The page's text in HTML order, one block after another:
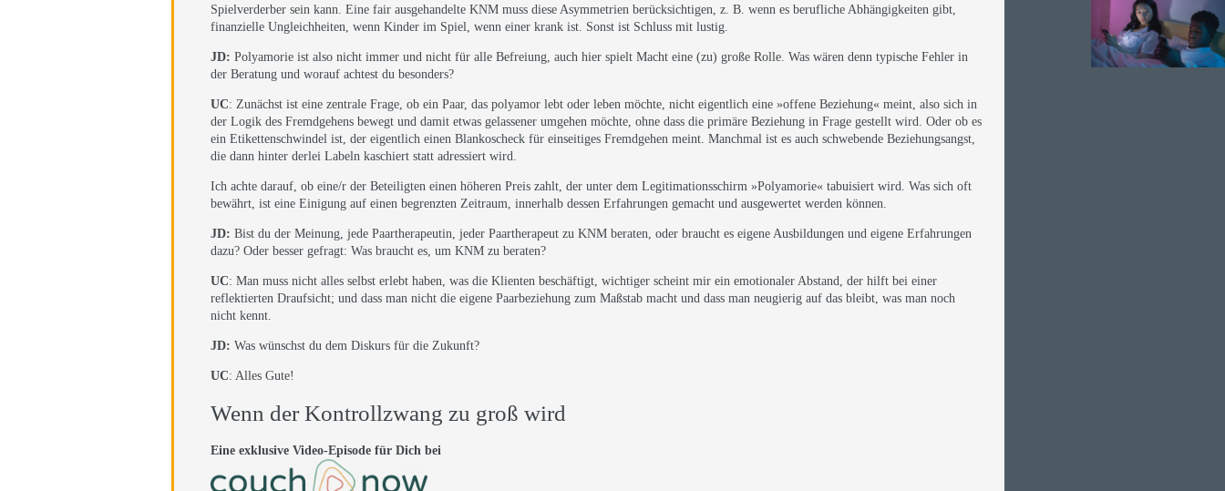
Spielverderber sein kann. Eine fair ausgehandelte KNM muss diese Asymmetrien berücksichtigen, z. B. wenn es berufliche Abhängigkeiten gibt,
finanzielle Ungleichheiten, wenn Kinder im Spiel, wenn einer krank ist. Sonst ist Schluss mit lustig.
JD: Polyamorie ist also nicht immer und nicht für alle Befreiung, auch hier spielt Macht eine (zu) große Rolle. Was wären denn typische Fehler in
der Beratung und worauf achtest du besonders?
UC: Zunächst ist eine zentrale Frage, ob ein Paar, das polyamor lebt oder leben möchte, nicht eigentlich eine »offene Beziehung« meint, also sich in
der Logik des Fremdgehens bewegt und damit etwas gelassener umgehen möchte, ohne dass die primäre Beziehung in Frage gestellt wird. Oder ob es
ein Etikettenschwindel ist, der eigentlich einen Blankoscheck für einseitiges Fremdgehen meint. Manchmal ist es auch schwebende Beziehungsangst,
die dann hinter derlei Labeln kaschiert statt adressiert wird.
Ich achte darauf, ob eine/r der Beteiligten einen höheren Preis zahlt, der unter dem Legitimationsschirm »Polyamorie« tabuisiert wird. Was sich oft
bewährt, ist eine Einigung auf einen begrenzten Zeitraum, innerhalb dessen Erfahrungen gemacht und ausgewertet werden können.
JD: Bist du der Meinung, jede Paartherapeutin, jeder Paartherapeut zu KNM beraten, oder braucht es eigene Ausbildungen und eigene Erfahrungen
dazu? Oder besser gefragt: Was braucht es, um KNM zu beraten?
UC: Man muss nicht alles selbst erlebt haben, was die Klienten beschäftigt, wichtiger scheint mir ein emotionaler Abstand, der hilft bei einer
reflektierten Draufsicht; und dass man nicht die eigene Paarbeziehung zum Maßstab macht und dass man neugierig auf das bleibt, was man noch
nicht kennt.
JD: Was wünschst du dem Diskurs für die Zukunft?
UC: Alles Gute!
Wenn der Kontrollzwang zu groß wird
Eine exklusive Video-Episode für Dich bei